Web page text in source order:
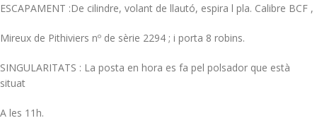
ESCAPAMENT :De cilindre, volant de llautó, espira l pla. Calibre BCF ,
Mireux de Pithiviers nº de sèrie 2294 ; i porta 8 robins.
SINGULARITATS : La posta en hora es fa pel polsador que està
situat
A les 11h.